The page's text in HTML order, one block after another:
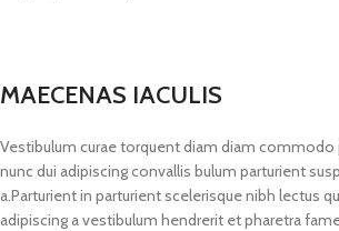
MAECENAS IACULIS
Vestibulum curae torquent diam diam commodo
nunc dui adipiscing convallis bulum parturient
a.Parturient in parturient scelerisque nibh lectus
adipiscing a vestibulum hendrerit et pharetra